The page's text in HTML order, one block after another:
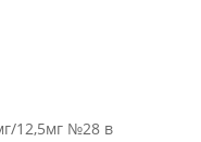
12,5мг №28 в